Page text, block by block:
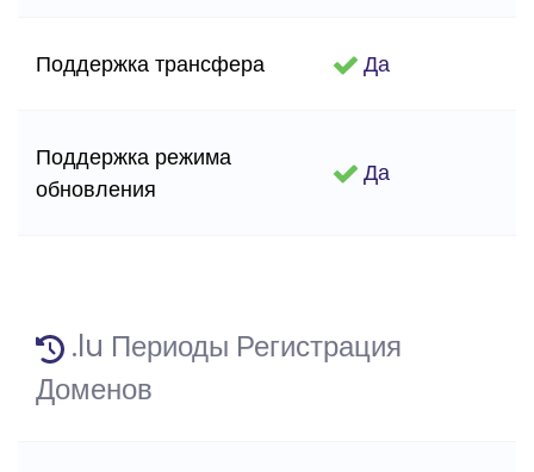
Поддержка трансфера Да
Поддержка режима
обновления
Да
.lu Периоды Регистрация
Доменов